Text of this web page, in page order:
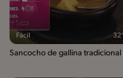
Fácil 32'
Sancocho de gallina tradicional